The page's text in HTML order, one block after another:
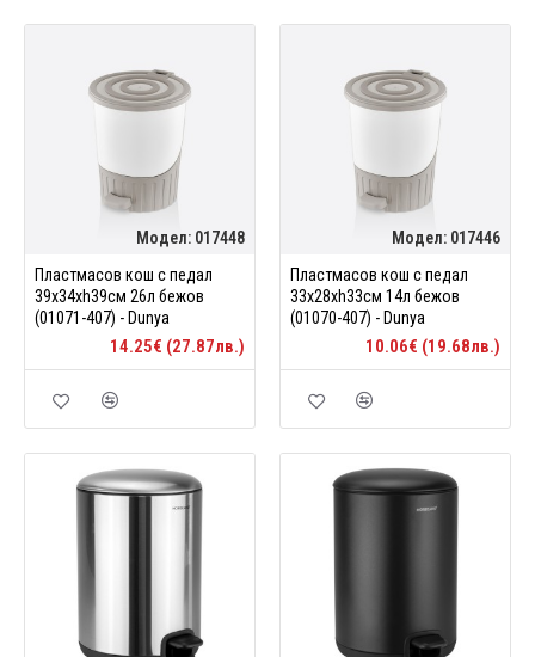
Модел: 017448
Пластмасов кош с педал
39x34xh39см 26л бежов
(01071-407) - Dunya
14.25€ (27.87лв.)
Модел: 017446
Пластмасов кош с педал
33x28xh33см 14л бежов
(01070-407) - Dunya
10.06€ (19.68лв.)